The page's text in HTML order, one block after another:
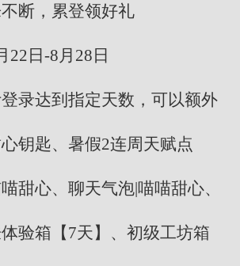
断，累登领好礼
22日-8月28日
录达到指定天数，可以额外
钥匙、暑假2连周天赋点
甜心、聊天气泡|喵喵甜心、
验箱【7天】、初级工坊箱